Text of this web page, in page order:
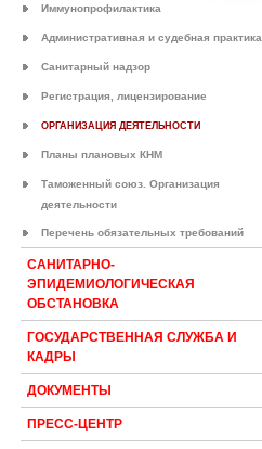
Иммунопрофилактика
Административная и судебная практика
Санитарный надзор
Регистрация, лицензирование
ОРГАНИЗАЦИЯ ДЕЯТЕЛЬНОСТИ
Планы плановых КНМ
Таможенный союз. Организация
деятельности
Перечень обязательных требований
САНИТАРНО-
ЭПИДЕМИОЛОГИЧЕСКАЯ
ОБСТАНОВКА
ГОСУДАРСТВЕННАЯ СЛУЖБА И
КАДРЫ
ДОКУМЕНТЫ
ПРЕСС-ЦЕНТР